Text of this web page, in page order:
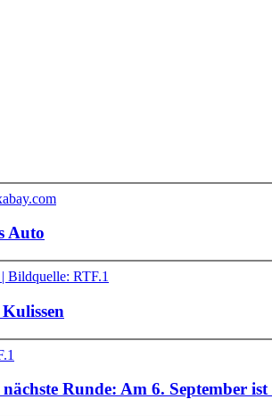
Auto
Runde: Am 6. September ist